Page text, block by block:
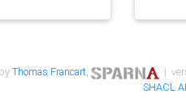
Thomas Francart,
|
SHACL